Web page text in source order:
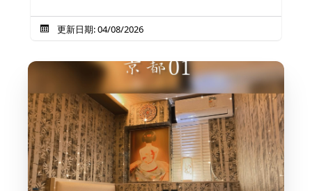
更新日期: 04/08/2026